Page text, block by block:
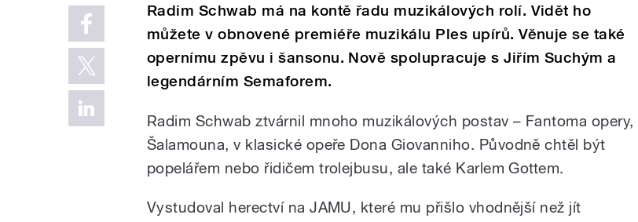
Radim Schwab má na kontě řadu muzikálových rolí. Vidět ho
můžete v obnovené premiéře muzikálu Ples upírů. Věnuje se také
opernímu zpěvu i šansonu. Nově spolupracuje s Jiřím Suchým a
legendárním Semaforem.
Radim Schwab ztvárnil mnoho muzikálových postav – Fantoma opery,
Šalamouna, v klasické opeře Dona Giovanniho. Původně chtěl být
popelářem nebo řidičem trolejbusu, ale také Karlem Gottem.
Vystudoval herectví na JAMU, které mu přišlo vhodnější než jít